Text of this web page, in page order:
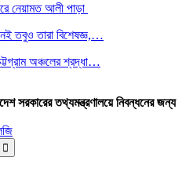
নেয়ামত আলী পাড়া
তবুও তারা বিশেষজ্ঞ,…
অঞ্চলের শ্রদ্ধা…
সরকারের তথ্যমন্ত্রণালয়ে নিবন্ধনের জন্য